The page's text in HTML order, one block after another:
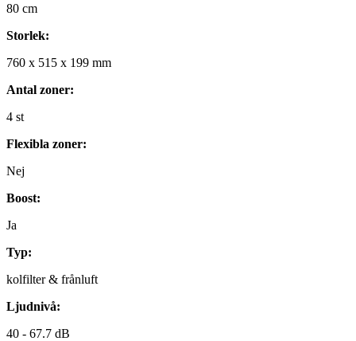
80 cm
Storlek:
760 x 515 x 199 mm
Antal zoner:
4 st
Flexibla zoner:
Nej
Boost:
Ja
Typ:
kolfilter & frånluft
Ljudnivå:
40 - 67.7 dB